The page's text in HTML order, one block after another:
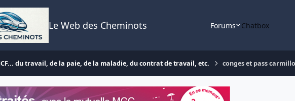
Le Web des Cheminots Forums Chatbox
du travail, de la paie, de la maladie, du contrat de travail, etc. conges et pass carmillo